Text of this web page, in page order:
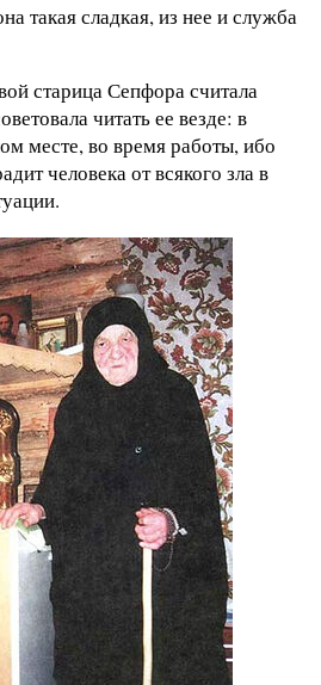
такая сладкая, из нее и служба
старица Сепфора считала
читать ее везде: в
месте, во время работы, ибо
человека от всякого зла в